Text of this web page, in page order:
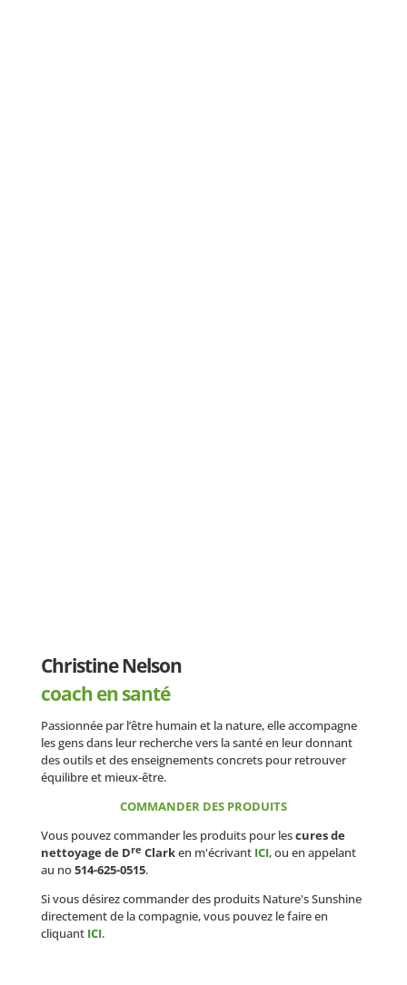
Christine Nelson
coach en santé
Passionnée par l’être humain et la nature, elle accompagne
les gens dans leur recherche vers la santé en leur donnant
des outils et des enseignements concrets pour retrouver
équilibre et mieux-être.
COMMANDER DES PRODUITS
Vous pouvez commander les produits pour lescures de
nettoyage de Dre Clarken m'écrivant ICI, ou en appelant
au no514-625-0515.
Si vous désirez commander des produits Nature's Sunshine
directement de la compagnie, vous pouvez le faire en
cliquant ICI.